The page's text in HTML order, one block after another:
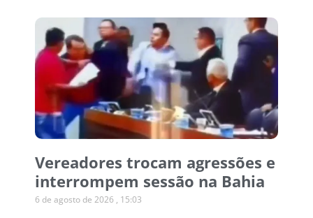
Vereadores trocam agressões e
interrompem sessão na Bahia
6 de agosto de 2026 15:03